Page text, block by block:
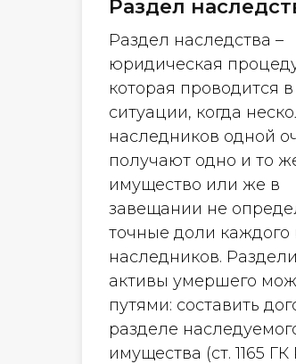
Раздел
Раздел наследства –
юридическая
которая проводится в
ситуации, когда
наследников одной
получают одно и то
имущество или же в
завещании не
точные доли каждого
наследников.
активы умершего
путями: составить
разделе
имущества (ст. 1165